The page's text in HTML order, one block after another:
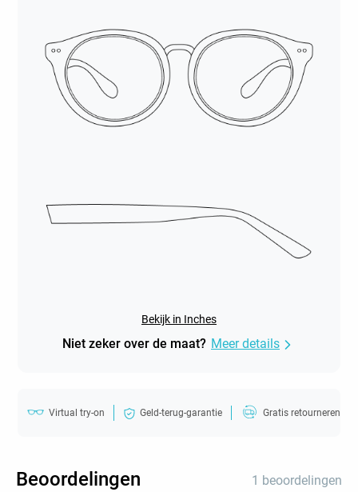
Bekijk in Inches
Niet zeker over de maat? Meer details
Virtual try-on Geld-terug-garantie Gratis retourneren
Beoordelingen 1 beoordelingen